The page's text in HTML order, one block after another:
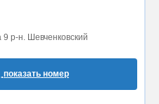
9 р-н. Шевченковский
показать номер